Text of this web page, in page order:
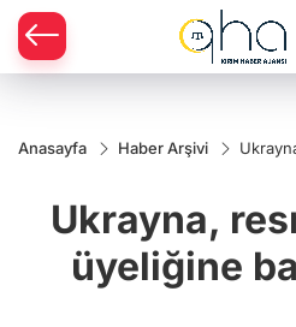
Anasayfa Haber Arşivi
Ukrayna,
üyeliğine